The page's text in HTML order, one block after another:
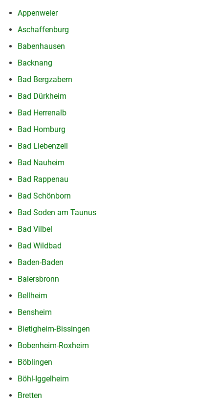
Appenweier
Aschaffenburg
Babenhausen
Backnang
Bad Bergzabern
Bad Dürkheim
Bad Herrenalb
Bad Homburg
Bad Liebenzell
Bad Nauheim
Bad Rappenau
Bad Schönborn
Bad Soden am Taunus
Bad Vilbel
Bad Wildbad
Baden-Baden
Baiersbronn
Bellheim
Bensheim
Bietigheim-Bissingen
Bobenheim-Roxheim
Böblingen
Böhl-Iggelheim
Bretten